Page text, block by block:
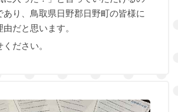
あり、鳥取県日野郡日野町の皆様に
だと思います。
ださい。